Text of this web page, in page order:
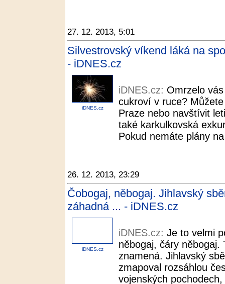
27. 12. 2013, 5:01
Silvestrovský víkend láká na
- iDNES.cz
iDNES.cz
iDNES.cz: Omrzelo
cukroví v ruce?
Praze nebo navštívit
také karkulkovská
Pokud nemáte plány
26. 12. 2013, 23:29
Čobogaj, něbogaj. Jihlavský
záhadná ... - iDNES.cz
iDNES.cz
iDNES.cz: Je to velmi
něbogaj, čáry
znamená. Jihlavský
zmapoval rozsáhlou
vojenských